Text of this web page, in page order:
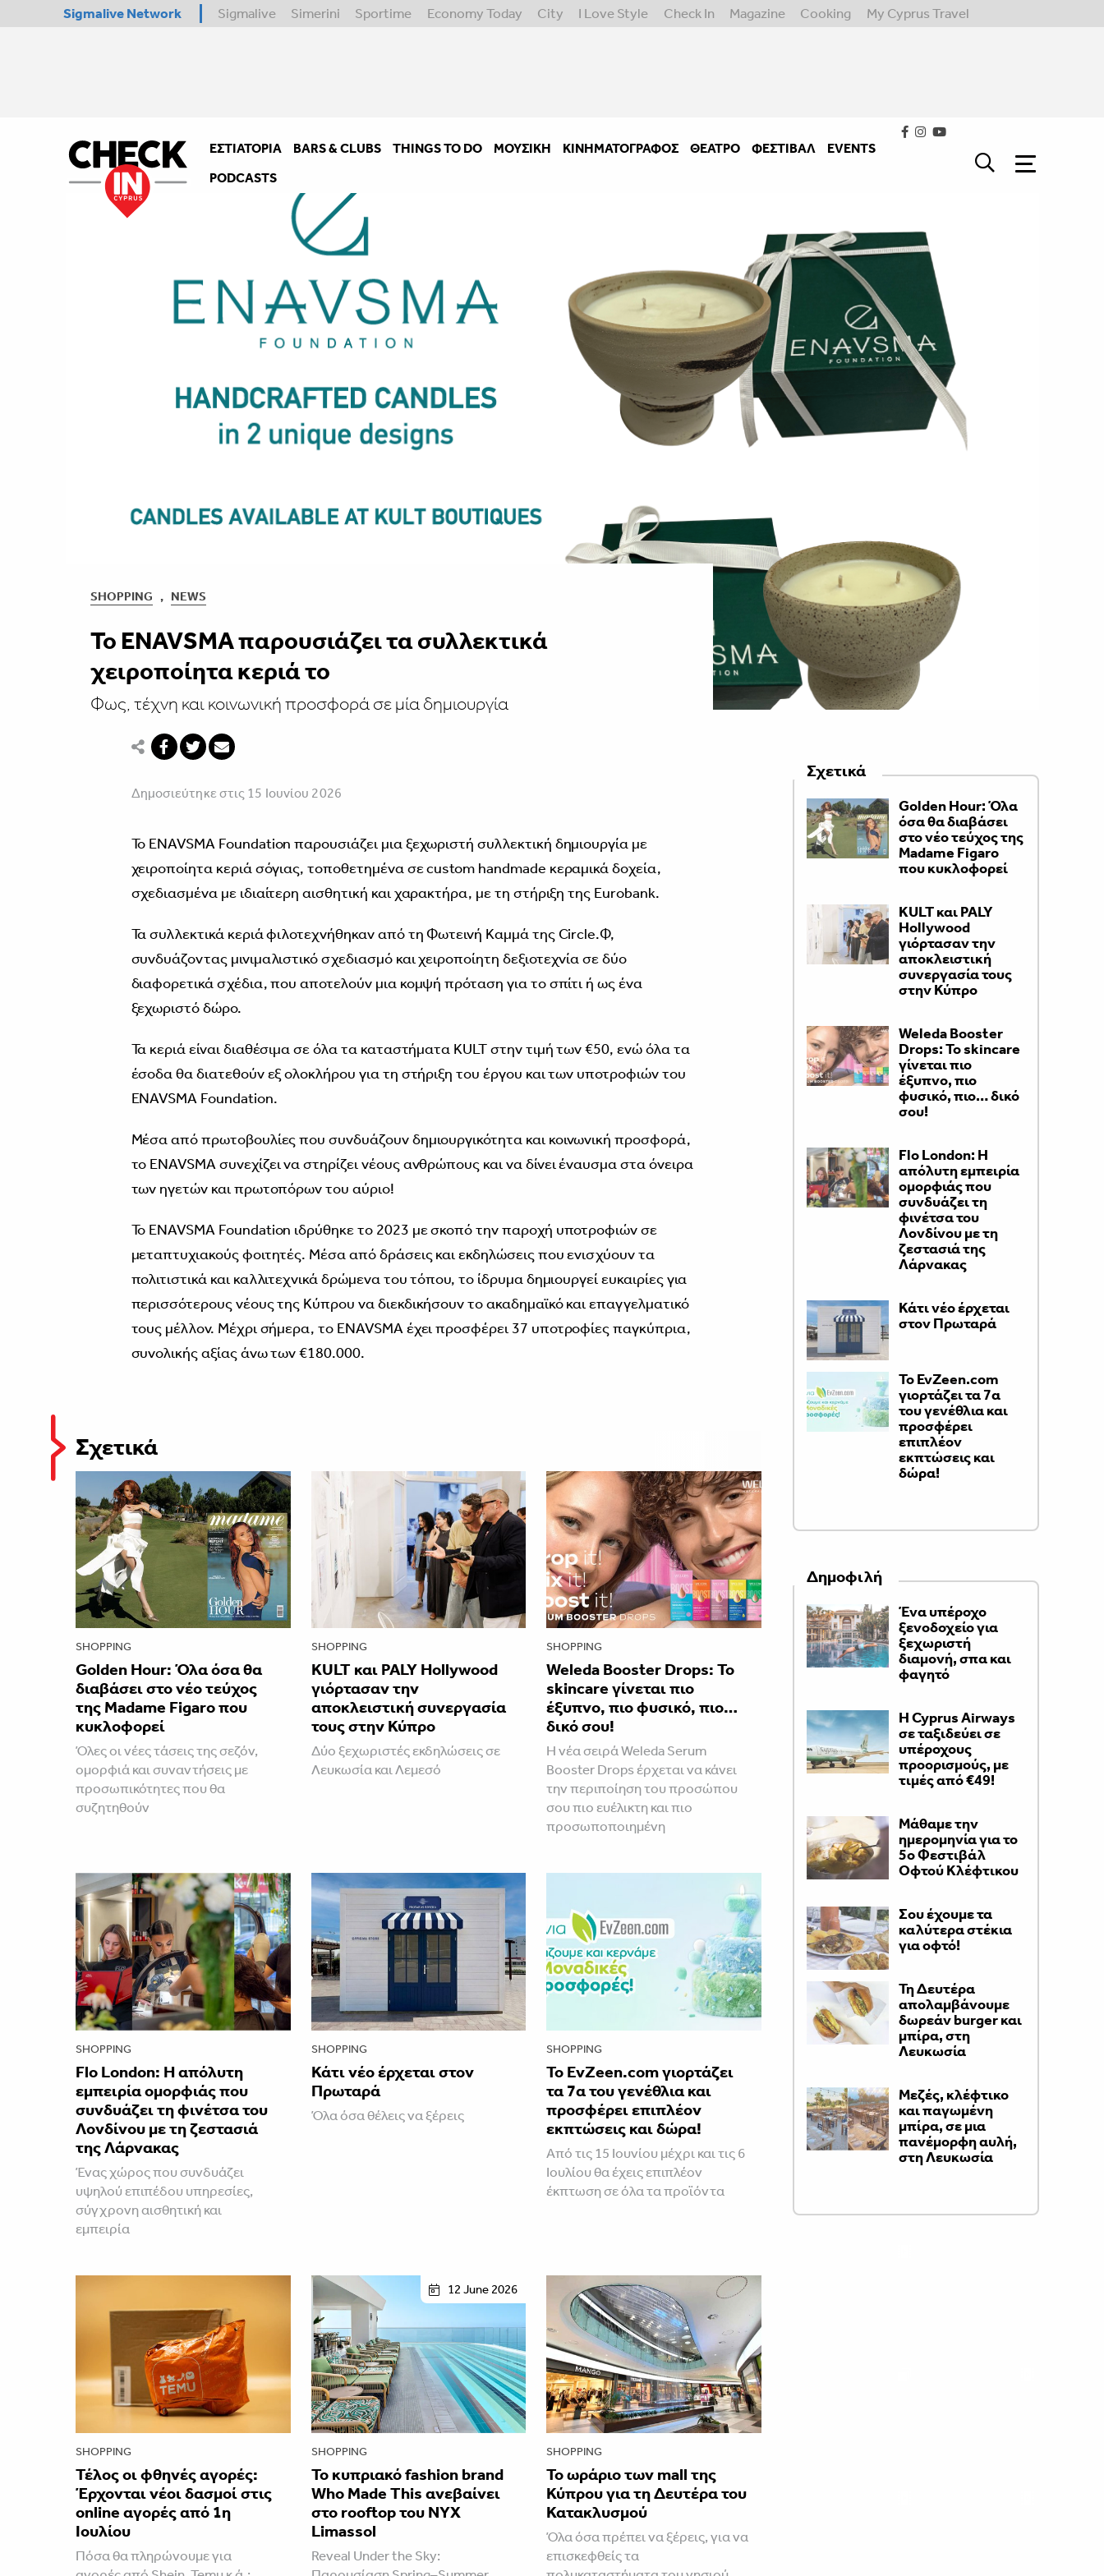
Sigmalive Network Sigmalive Simerini Sportime Economy Today City I Love Style Check In Magazine Cooking My Cyprus Travel
ΕΣΤΙΑΤΌΡΙΑ BARS & CLUBS THINGS TO DO ΜΟΥΣΙΚΉ ΚΙΝΗΜΑΤΟΓΡΆΦΟΣ ΘΈΑΤΡΟ ΦΕΣΤΙΒΑΛ
EVENTS
PODCASTS
SHOPPING , NEWS
Το ENAVSMA παρουσιάζει τα συλλεκτικά
χειροποίητα κεριά το
Φως, τέχνη και κοινωνική προσφορά σε μία δημιουργία
Δημοσιεύτηκε στις 15 Ιουνίου 2026
Το ENAVSMA Foundation παρουσιάζει μια ξεχωριστή συλλεκτική δημιουργία με
χειροποίητα κεριά σόγιας, τοποθετημένα σε custom handmade κεραμικά δοχεία,
σχεδιασμένα με ιδιαίτερη αισθητική και χαρακτήρα, με τη στήριξη της Eurobank.
Τα συλλεκτικά κεριά φιλοτεχνήθηκαν από τη Φωτεινή Καμμά της Circle.Φ,
συνδυάζοντας μινιμαλιστικό σχεδιασμό και χειροποίητη δεξιοτεχνία σε δύο
διαφορετικά σχέδια, που αποτελούν μια κομψή πρόταση για το σπίτι ή ως ένα
ξεχωριστό δώρο.
Τα κεριά είναι διαθέσιμα σε όλα τα καταστήματα KULT στην τιμή των €50, ενώ όλα τα
έσοδα θα διατεθούν εξ ολοκλήρου για τη στήριξη του έργου και των υποτροφιών του
ENAVSMA Foundation.
Μέσα από πρωτοβουλίες που συνδυάζουν δημιουργικότητα και κοινωνική προσφορά,
το ENAVSMA συνεχίζει να στηρίζει νέους ανθρώπους και να δίνει έναυσμα στα όνειρα
των ηγετών και πρωτοπόρων του αύριο!
Το ENAVSMA Foundation ιδρύθηκε το 2023 με σκοπό την παροχή υποτροφιών σε
μεταπτυχιακούς φοιτητές. Μέσα από δράσεις και εκδηλώσεις που ενισχύουν τα
πολιτιστικά και καλλιτεχνικά δρώμενα του τόπου, το ίδρυμα δημιουργεί ευκαιρίες για
περισσότερους νέους της Κύπρου να διεκδικήσουν το ακαδημαϊκό και επαγγελματικό
τους μέλλον. Μέχρι σήμερα, το ENAVSMA έχει προσφέρει 37 υποτροφίες παγκύπρια,
συνολικής αξίας άνω των €180.000.
Σχετικά
SHOPPING
Golden Hour: Όλα όσα θα
διαβάσει στο νέο τεύχος
της Madame Figaro που
κυκλοφορεί
Όλες οι νέες τάσεις της σεζόν,
ομορφιά και συναντήσεις με
προσωπικότητες που θα
συζητηθούν
SHOPPING
KULT και PALY Hollywood
γιόρτασαν την
αποκλειστική συνεργασία
τους στην Κύπρο
Δύο ξεχωριστές εκδηλώσεις σε
Λευκωσία και Λεμεσό
SHOPPING
Weleda Booster Drops: Το
skincare γίνεται πιο
έξυπνο, πιο φυσικό, πιο…
δικό σου!
Η νέα σειρά Weleda Serum
Booster Drops έρχεται να κάνει
την περιποίηση του προσώπου
σου πιο ευέλικτη και πιο
προσωποποιημένη
SHOPPING
Flo London: Η απόλυτη
εμπειρία ομορφιάς που
συνδυάζει τη φινέτσα του
Λονδίνου με τη ζεστασιά
της Λάρνακας
Ένας χώρος που συνδυάζει
υψηλού επιπέδου υπηρεσίες,
σύγχρονη αισθητική και
εμπειρία
SHOPPING
Κάτι νέο έρχεται στον
Πρωταρά
Όλα όσα θέλεις να ξέρεις
SHOPPING
Το EvZeen.com γιορτάζει
τα 7α του γενέθλια και
προσφέρει επιπλέον
εκπτώσεις και δώρα!
Aπό τις 15 Ιουνίου μέχρι και τις 6
Ιουλίου θα έχεις επιπλέον
έκπτωση σε όλα τα προϊόντα
SHOPPING
Τέλος οι φθηνές αγορές:
Έρχονται νέοι δασμοί στις
online αγορές από 1η
Ιουλίου
Πόσα θα πληρώνουμε για
12 June 2026
SHOPPING
Το κυπριακό fashion brand
Who Made This ανεβαίνει
στο rooftop του NYX
Limassol
Reveal Under the Sky:
SHOPPING
Το ωράριο των mall της
Κύπρου για τη Δευτέρα του
Κατακλυσμού
Όλα όσα πρέπει να ξέρεις, για να
επισκεφθείς τα
Σχετικά
Golden Hour: Όλα
όσα θα διαβάσει
στο νέο τεύχος της
Madame Figaro
που κυκλοφορεί
KULT και PALY
Hollywood
γιόρτασαν την
αποκλειστική
συνεργασία τους
στην Κύπρο
Weleda Booster
Drops: Το skincare
γίνεται πιο
έξυπνο, πιο
φυσικό, πιο… δικό
σου!
Flo London: Η
απόλυτη εμπειρία
ομορφιάς που
συνδυάζει τη
φινέτσα του
Λονδίνου με τη
ζεστασιά της
Λάρνακας
Κάτι νέο έρχεται
στον Πρωταρά
Το EvZeen.com
γιορτάζει τα 7α
του γενέθλια και
προσφέρει
επιπλέον
εκπτώσεις και
δώρα!
Δημοφιλή
Ένα υπέροχο
ξενοδοχείο για
ξεχωριστή
διαμονή, σπα και
φαγητό
H Cyprus Airways
σε ταξιδεύει σε
υπέροχους
προορισμούς, με
τιμές από €49!
Μάθαμε την
ημερομηνία για το
5ο Φεστιβάλ
Οφτού Κλέφτικου
Σου έχουμε τα
καλύτερα στέκια
για οφτό!
Τη Δευτέρα
απολαμβάνουμε
δωρεάν burger και
μπίρα, στη
Λευκωσία
Μεζές, κλέφτικο
και παγωμένη
μπίρα, σε μια
πανέμορφη αυλή,
στη Λευκωσία